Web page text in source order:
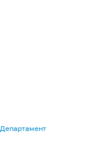
Департамент